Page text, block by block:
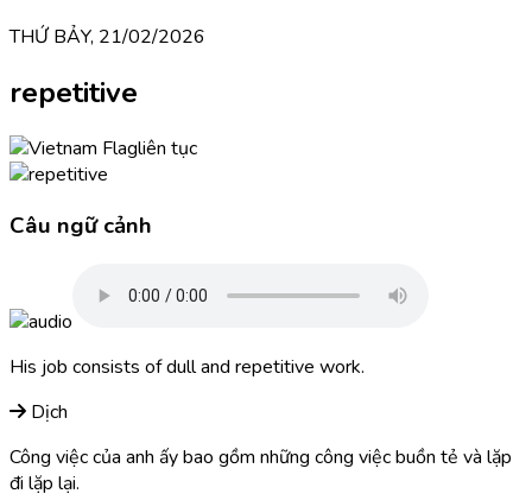
THỨ BẢY, 21/02/2026
repetitive
liên tục
Câu ngữ cảnh
His job consists of dull and repetitive work.
Dịch
Công việc của anh ấy bao gồm những công việc buồn tẻ và lặp
đi lặp lại.